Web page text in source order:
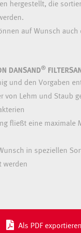
hergestellt, die
auf Wunsch
DANSAND®
und den Vorgaben
von Lehm und Staub
fließt eine maximale
in speziellen
werden
Als PDF exportieren